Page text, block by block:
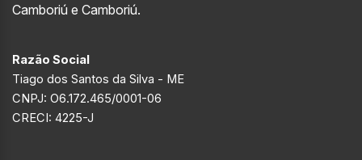
Camboriú e Camboriú.
Razão Social
Tiago dos Santos da Silva - ME
CNPJ: O6.172.465/0001-06
CRECI: 4225-J